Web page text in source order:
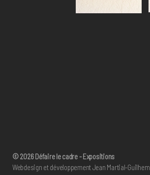
© 2026Défaire le cadre- Expositions
Webdesign et développementJean Martial-Guilhem